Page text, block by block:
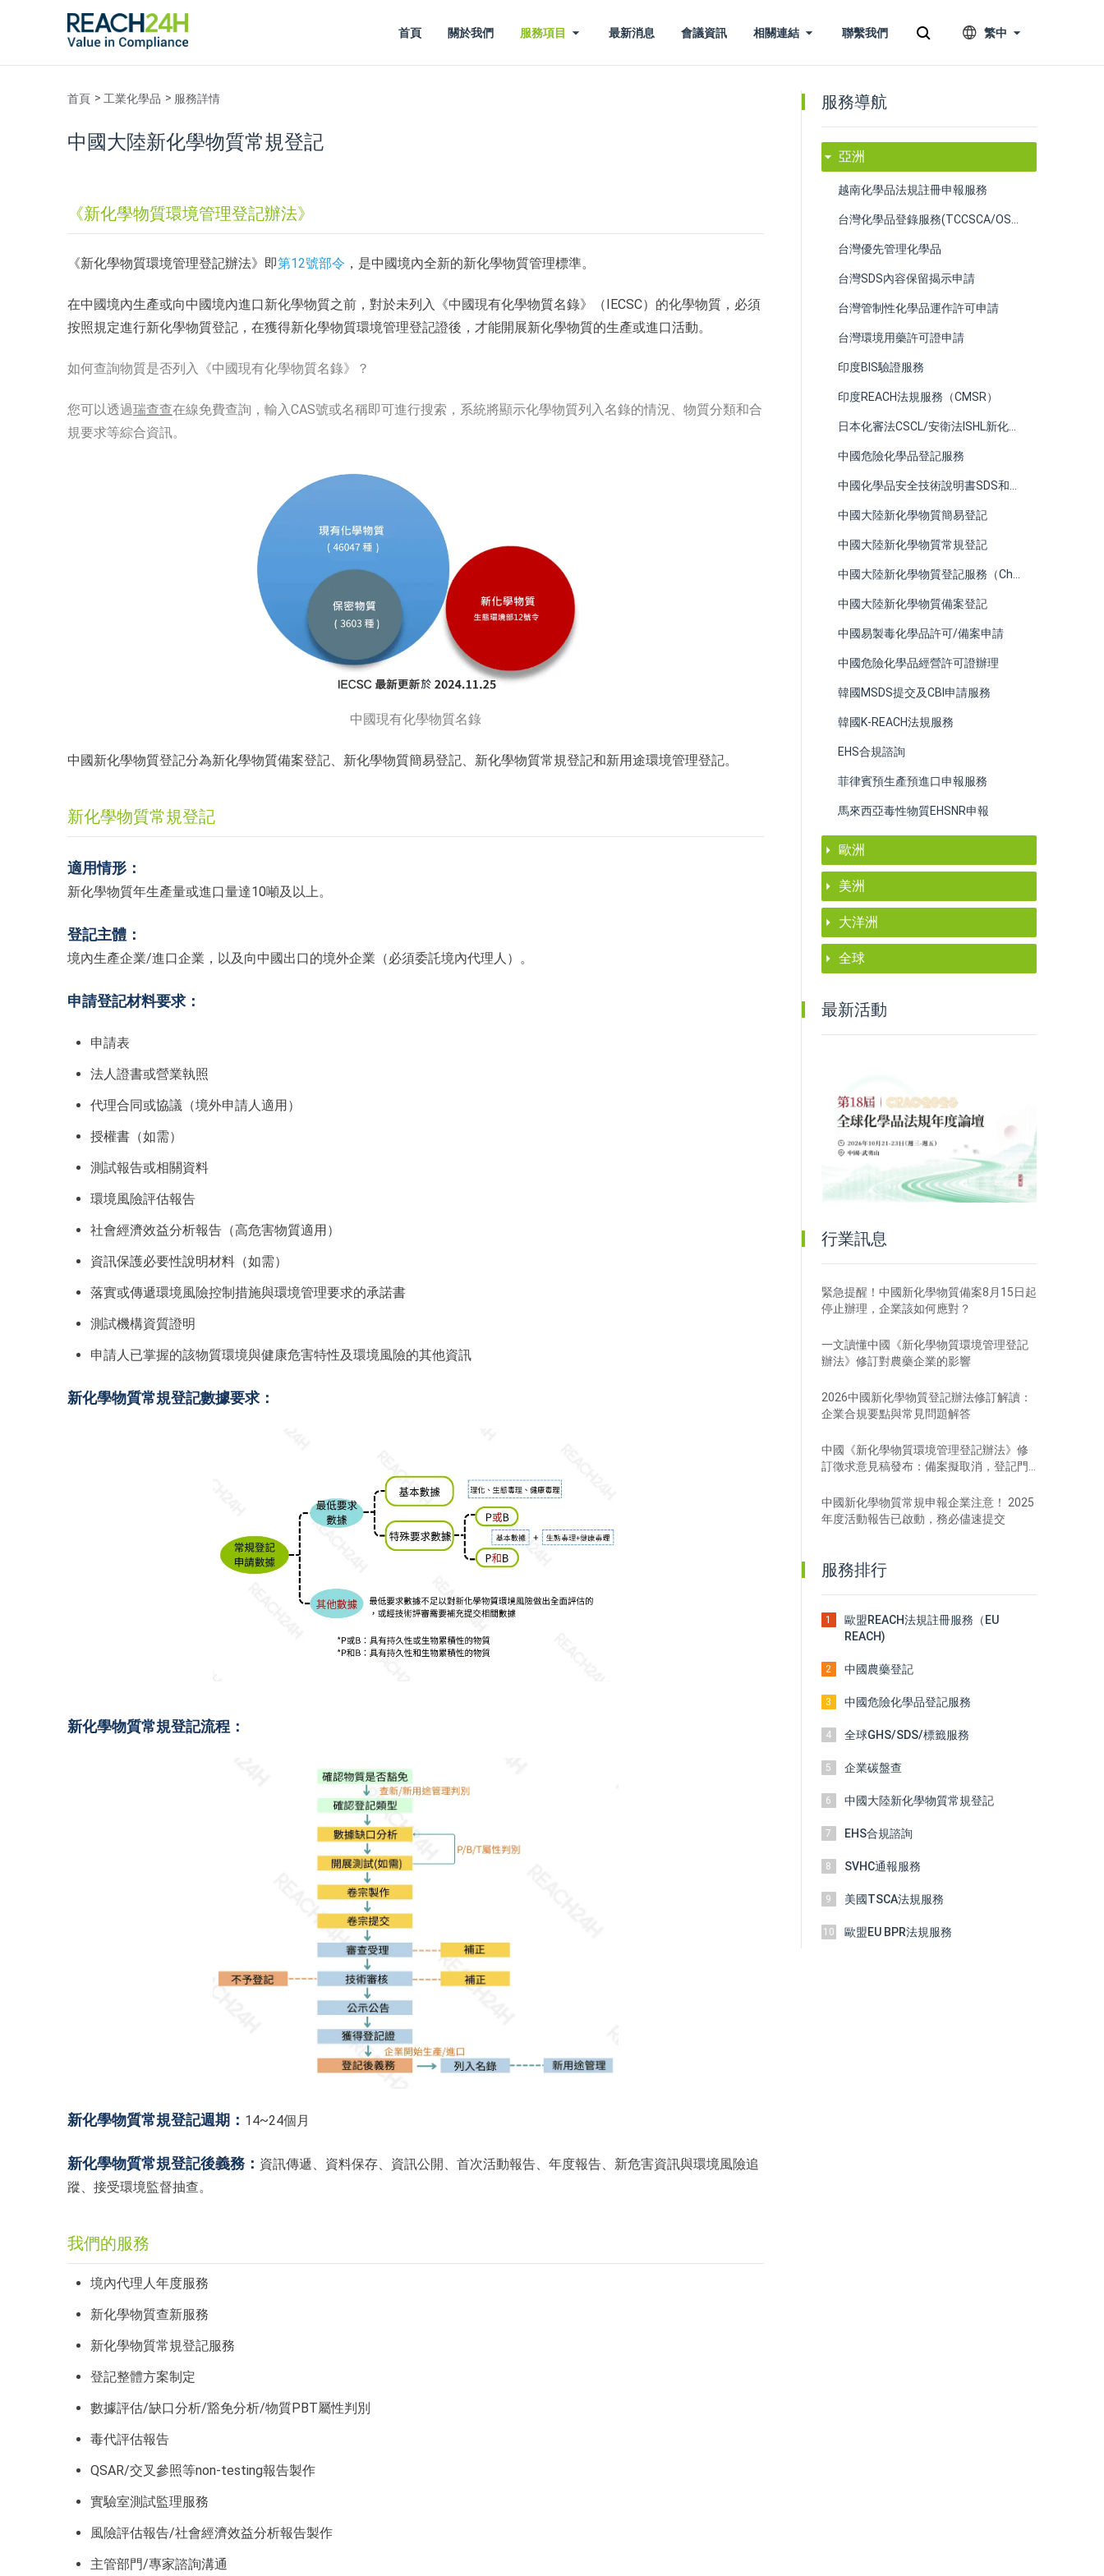
首頁 關於我們 服務項目 最新消息 會議資訊 相關連結 聯繫我們 繁中
首頁 工業化學品 服務詳情
中國大陸新化學物質常規登記
《新化學物質環境管理登記辦法》
《新化學物質環境管理登記辦法》即第12號部令 ，是中國境內全新的新化學物質管理標準。
在中國境內生產或向中國境內進口新化學物質之前，對於未列入《中國現有化學物質名錄》（IECSC）的化學物質，必須
按照規定進行新化學物質登記，在獲得新化學物質環境管理登記證後，才能開展新化學物質的生產或進口活動。
如何查詢物質是否列入《中國現有化學物質名錄》？
您可以透過瑞查查在線免費查詢，輸入CAS號或名稱即可進行搜索，系統將顯示化學物質列入名錄的情況、物質分類和合
規要求等綜合資訊。
中國現有化學物質名錄
中國新化學物質登記分為新化學物質備案登記、新化學物質簡易登記、新化學物質常規登記和新用途環境管理登記。
新化學物質常規登記
適用情形：
新化學物質年生產量或進口量達10噸及以上。
登記主體：
境內生產企業/進口企業，以及向中國出口的境外企業（必須委託境內代理人）。
申請登記材料要求：
申請表
法人證書或營業執照
代理合同或協議（境外申請人適用）
授權書（如需）
測試報告或相關資料
環境風險評估報告
社會經濟效益分析報告（高危害物質適用）
資訊保護必要性說明材料（如需）
落實或傳遞環境風險控制措施與環境管理要求的承諾書
測試機構資質證明
申請人已掌握的該物質環境與健康危害特性及環境風險的其他資訊
新化學物質常規登記數據要求：
新化學物質常規登記流程：
新化學物質常規登記週期： 14~24個月
新化學物質常規登記後義務： 資訊傳遞、資料保存、資訊公開、首次活動報告、年度報告、新危害資訊與環境風險追
蹤、接受環境監督抽查。
我們的服務
境內代理人年度服務
新化學物質查新服務
新化學物質常規登記服務
登記整體方案制定
數據評估/缺口分析/豁免分析/物質PBT屬性判別
毒代評估報告
QSAR/交叉參照等non-testing報告製作
實驗室測試監理服務
風險評估報告/社會經濟效益分析報告製作
主管部門/專家諮詢溝通
服務導航
亞洲
越南化學品法規註冊申報服務
台灣優先管理化學品
台灣SDS內容保留揭示申請
台灣管制性化學品運作許可申請
台灣環境用藥許可證申請
印度BIS驗證服務
印度REACH法規服務（CMSR）
日本化審法CSCL/安衛法ISHL新化學物質申報服務
中國危險化學品登記服務
中國大陸新化學物質簡易登記
中國大陸新化學物質常規登記
中國大陸新化學物質備案登記
中國易製毒化學品許可/備案申請
中國危險化學品經營許可證辦理
韓國MSDS提交及CBI申請服務
韓國K-REACH法規服務
EHS合規諮詢
菲律賓預生產預進口申報服務
馬來西亞毒性物質EHSNR申報
歐洲
美洲
大洋洲
全球
最新活動
行業訊息
緊急提醒！中國新化學物質備案8月15日起
停止辦理，企業該如何應對？
一文讀懂中國《新化學物質環境管理登記
辦法》修訂對農藥企業的影響
2026中國新化學物質登記辦法修訂解讀：
企業合規要點與常見問題解答
中國《新化學物質環境管理登記辦法》修
訂徵求意見稿發布：備案擬取消，登記門
中國新化學物質常規申報企業注意！ 2025
年度活動報告已啟動，務必儘速提交
服務排行
1
歐盟REACH法規註冊服務（EU
REACH)
2 中國農藥登記
3 中國危險化學品登記服務
4 全球GHS/SDS/標籤服務
5 企業碳盤查
6 中國大陸新化學物質常規登記
7 EHS合規諮詢
8 SVHC通報服務
9 美國TSCA法規服務
10 歐盟EU BPR法規服務